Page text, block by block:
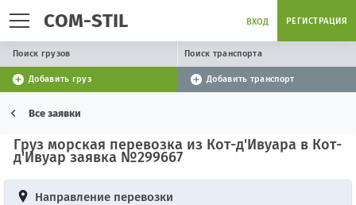
COM-STIL ВХОД РЕГИСТРАЦИЯ
Поиск грузов Поиск транспорта
Добавить груз Добавить транспорт
Все заявки
Груз морская перевозка из Кот-д'Ивуара в Кот-
д'Ивуар заявка №299667
Направление перевозки